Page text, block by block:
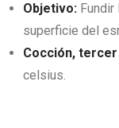
Objetivo:
superficie del
Cocción,
celsius.